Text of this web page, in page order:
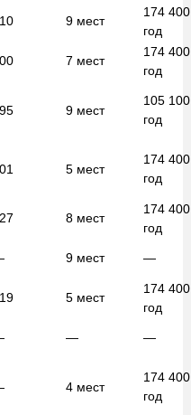
9 мест
174
год
7 мест
174
год
9 мест
105
год
5 мест
174
год
8 мест
174
год
9 мест —
5 мест
174
год
— —
4 мест
174
год